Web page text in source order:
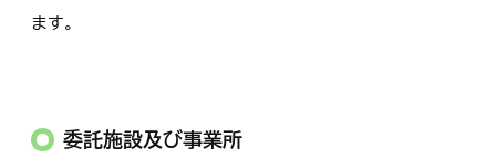
ます。
委託施設及び事業所